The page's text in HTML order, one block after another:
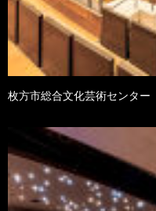
枚方市総合文化芸術センター